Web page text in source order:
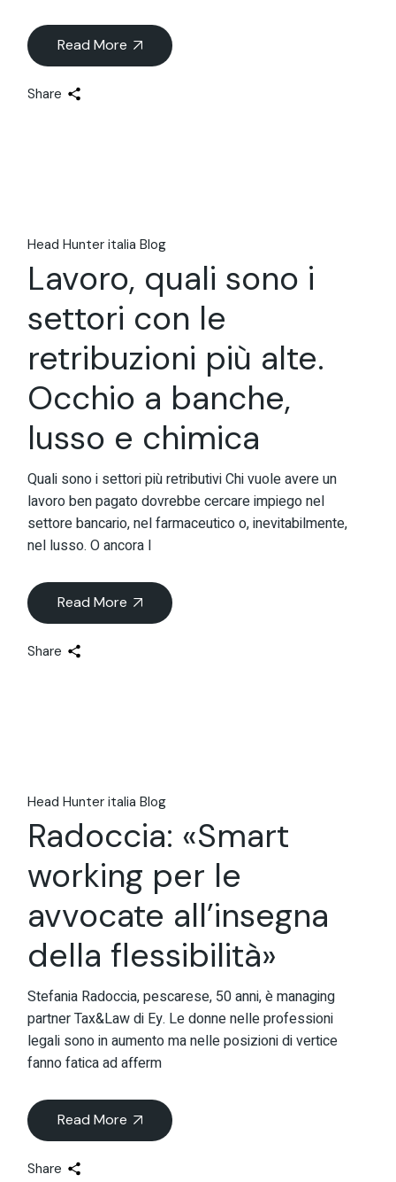
Read More
Share
Head Hunter italia Blog
Lavoro, quali sono i
settori con le
retribuzioni più alte.
Occhio a banche,
lusso e chimica
Quali sono i settori più retributivi Chi vuole avere un
lavoro ben pagato dovrebbe cercare impiego nel
settore bancario, nel farmaceutico o, inevitabilmente,
nel lusso. O ancora l
Read More
Share
Head Hunter italia Blog
Radoccia: «Smart
working per le
avvocate all’insegna
della flessibilità»
Stefania Radoccia, pescarese, 50 anni, è managing
partner Tax&Law di Ey. Le donne nelle professioni
legali sono in aumento ma nelle posizioni di vertice
fanno fatica ad afferm
Read More
Share